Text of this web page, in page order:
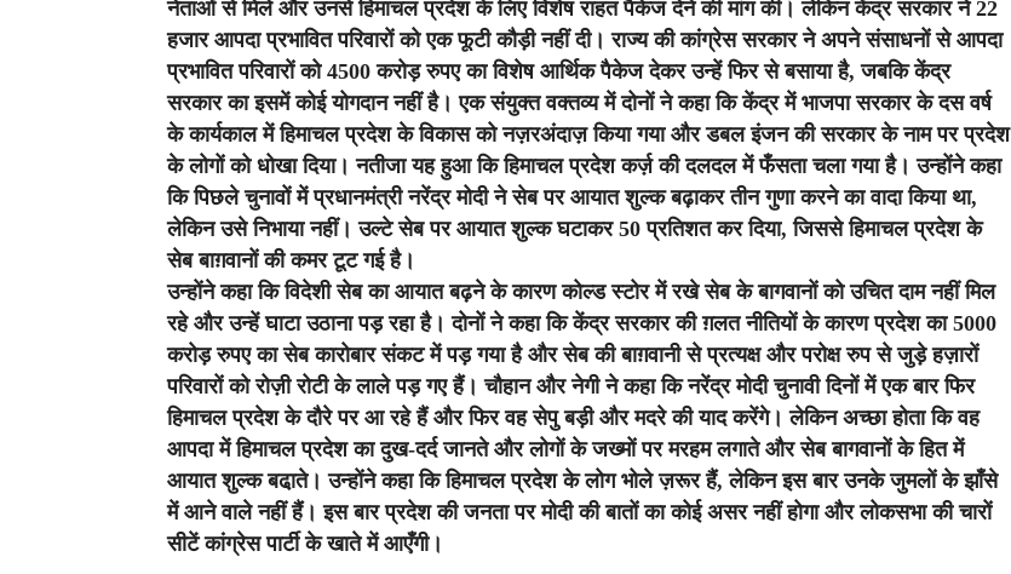
नेताओं से मिले और उनसे हिमाचल प्रदेश के लिए विशेष राहत पैकेज देने की मांग की। लेकिन केंद्र सरकार ने 22
हजार आपदा प्रभावित परिवारों को एक फूटी कौड़ी नहीं दी। राज्य की कांग्रेस सरकार ने अपने संसाधनों से आपदा
प्रभावित परिवारों को 4500 करोड़ रुपए का विशेष आर्थिक पैकेज देकर उन्हें फिर से बसाया है, जबकि केंद्र
सरकार का इसमें कोई योगदान नहीं है। एक संयुक्त वक्तव्य में दोनों ने कहा कि केंद्र में भाजपा सरकार के दस वर्ष
के कार्यकाल में हिमाचल प्रदेश के विकास को नज़रअंदाज़ किया गया और डबल इंजन की सरकार के नाम पर प्रदेश
के लोगों को धोखा दिया। नतीजा यह हुआ कि हिमाचल प्रदेश कर्ज़ की दलदल में फँसता चला गया है। उन्होंने कहा
कि पिछले चुनावों में प्रधानमंत्री नरेंद्र मोदी ने सेब पर आयात शुल्क बढ़ाकर तीन गुणा करने का वादा किया था,
लेकिन उसे निभाया नहीं। उल्टे सेब पर आयात शुल्क घटाकर 50 प्रतिशत कर दिया, जिससे हिमाचल प्रदेश के
सेब बाग़वानों की कमर टूट गई है।
उन्होंने कहा कि विदेशी सेब का आयात बढ़ने के कारण कोल्ड स्टोर में रखे सेब के बागवानों को उचित दाम नहीं मिल
रहे और उन्हें घाटा उठाना पड़ रहा है। दोनों ने कहा कि केंद्र सरकार की ग़लत नीतियों के कारण प्रदेश का 5000
करोड़ रुपए का सेब कारोबार संकट में पड़ गया है और सेब की बाग़वानी से प्रत्यक्ष और परोक्ष रुप से जुड़े हज़ारों
परिवारों को रोज़ी रोटी के लाले पड़ गए हैं। चौहान और नेगी ने कहा कि नरेंद्र मोदी चुनावी दिनों में एक बार फिर
हिमाचल प्रदेश के दौरे पर आ रहे हैं और फिर वह सेपु बड़ी और मदरे की याद करेंगे। लेकिन अच्छा होता कि वह
आपदा में हिमाचल प्रदेश का दुख-दर्द जानते और लोगों के जख्मों पर मरहम लगाते और सेब बागवानों के हित में
आयात शुल्क बढा़ते। उन्होंने कहा कि हिमाचल प्रदेश के लोग भोले ज़रूर हैं, लेकिन इस बार उनके जुमलों के झाँसे
में आने वाले नहीं हैं। इस बार प्रदेश की जनता पर मोदी की बातों का कोई असर नहीं होगा और लोकसभा की चारों
सीटें कांग्रेस पार्टी के खाते में आएँगी।